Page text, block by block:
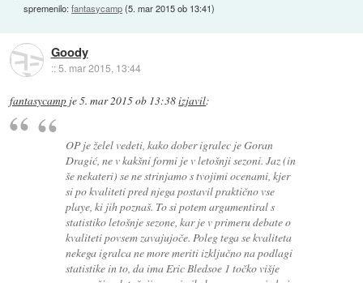
spremenilo:fantasycamp(5. mar 2015 ob 13:41)
Goody
::5. mar 2015, 13:44
fantasycamp je5. mar 2015 ob 13:38izjavil:
OP je želel vedeti, kako dober igralec je Goran
Dragić, ne v kakšni formi je v letošnji sezoni. Jaz (in
še nekateri) se ne strinjamo s tvojimi ocenami, kjer
si po kvaliteti pred njega postavil praktično vse
playe, ki jih poznaš. To si potem argumentiral s
statistiko letošnje sezone, kar je v primeru debate o
kvaliteti povsem zavajujoče. Poleg tega se kvaliteta
nekega igralca ne more meriti izključno na podlagi
statistike in to, da ima Eric Bledsoe 1 točko višje